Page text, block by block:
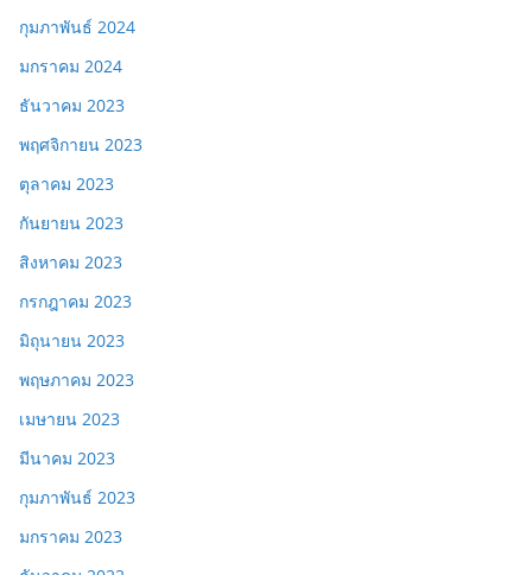
กุมภาพันธ์ 2024
มกราคม 2024
ธันวาคม 2023
พฤศจิกายน 2023
ตุลาคม 2023
กันยายน 2023
สิงหาคม 2023
กรกฎาคม 2023
มิถุนายน 2023
พฤษภาคม 2023
เมษายน 2023
มีนาคม 2023
กุมภาพันธ์ 2023
มกราคม 2023